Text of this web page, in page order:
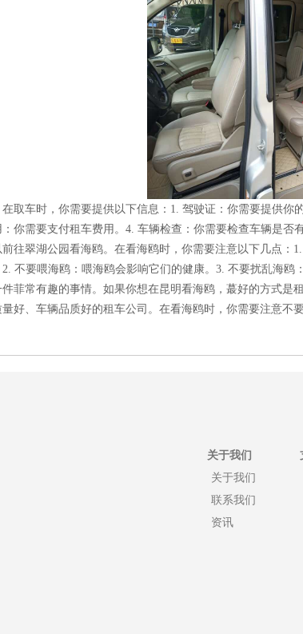
在取车时，你需要提供以下信息：1. 驾驶证：你需要提供你
：你需要支付租车费用。4. 车辆检查：你需要检查车辆是否
前往翠湖公园看海鸥。在看海鸥时，你需要注意以下几点：
2. 不要喂海鸥：喂海鸥会影响它们的健康。3. 不要扰乱海
件菲常有趣的事情。如果你想在昆明看海鸥，蕞好的方式是
好、车辆品质好的租车公司。在看海鸥时，你需要注意不
关于我们
关于我们
联系我们
资讯